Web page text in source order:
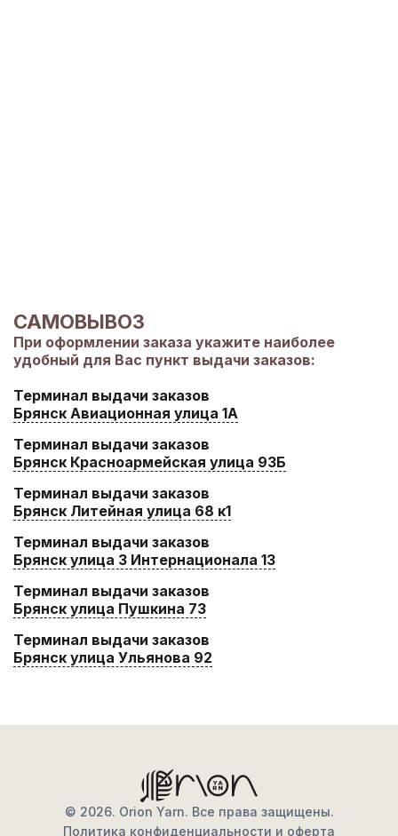
САМОВЫВОЗ
При оформлении заказа укажите наиболее
удобный для Вас пункт выдачи заказов:
Терминал выдачи заказов
Брянск Авиационная улица 1А
Терминал выдачи заказов
Брянск Красноармейская улица 93Б
Терминал выдачи заказов
Брянск Литейная улица 68 к1
Терминал выдачи заказов
Брянск улица 3 Интернационала 13
Терминал выдачи заказов
Брянск улица Пушкина 73
Терминал выдачи заказов
Брянск улица Ульянова 92
© 2026. Orion Yarn. Все права защищены.
Политика конфиденциальности и оферта